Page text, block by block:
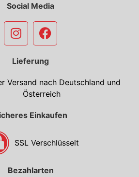
Social Media
Lieferung
Versand nach Deutschland und
Österreich
Einkaufen
SSL Verschlüsselt
Bezahlarten